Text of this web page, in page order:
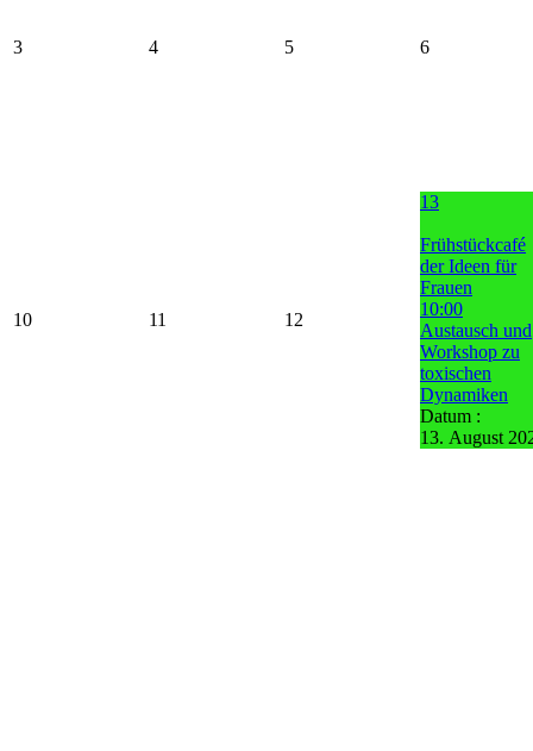
3 4 5 6
10 11 12
13
Frühstückcafé
der Ideen für
Frauen
10:00
Austausch und
Workshop zu
toxischen
Dynamiken
Datum :
13. August